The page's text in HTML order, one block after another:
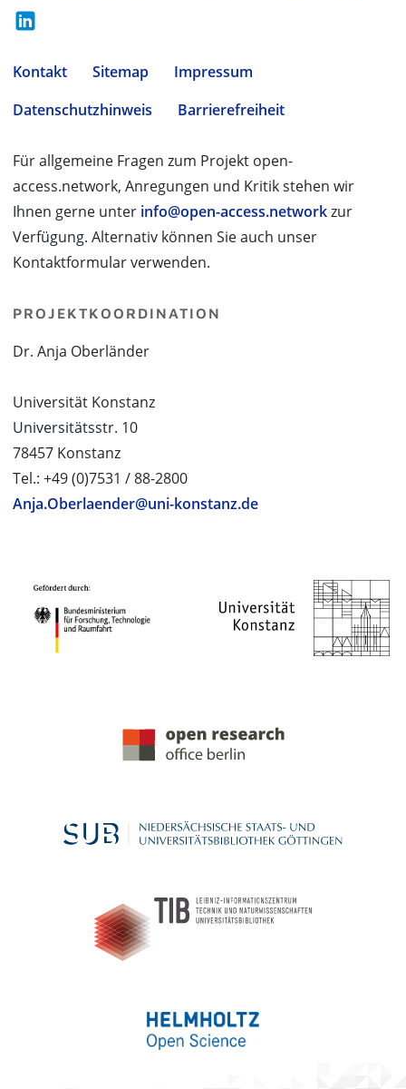
Kontakt Sitemap
Impressum
Datenschutzhinweis
Barrierefreiheit
Für allgemeine Fragen zum Projekt open-
access.network, Anregungen und Kritik stehen wir
Ihnen gerne unter info@open-access.networkzur
Verfügung. Alternativ können Sie auch unser
Kontaktformular verwenden.
PROJEKTKOORDINATION
Dr. Anja Oberländer
Universität Konstanz
Universitätsstr. 10
78457 Konstanz
Tel.: +49 (0)7531 / 88-2800
Anja.Oberlaender@uni-konstanz.de